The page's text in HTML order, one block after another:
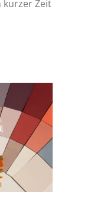
kurzer Zeit